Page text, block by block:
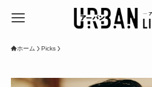
ホーム Picks